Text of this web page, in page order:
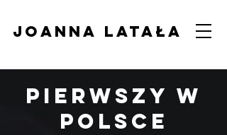
Joanna Latała
Pierwszy w
Polsce